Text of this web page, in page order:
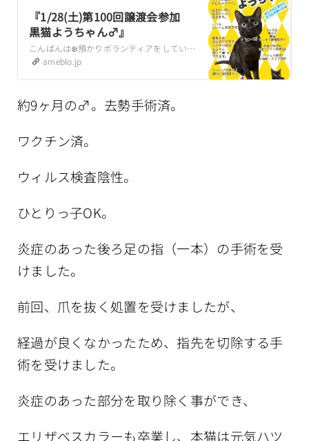
『1/28(土)第100回譲渡会参加
黒猫ようちゃん♂』
こんばんは❄️預かりボランティアをしているplayrieです。我が家でお預かりしている、ようちゃん♂🐈‍⬛明日、1/28(土)の譲渡会に参加します❣️素敵な…
ameblo.jp
約9ヶ月の♂。去勢手術済。
ワクチン済。
ウィルス検査陰性。
ひとりっ子OK。
炎症のあった後ろ足の指（一本）の手術を受
けました。
前回、爪を抜く処置を受けましたが、
経過が良くなかったため、指先を切除する手
術を受けました。
炎症のあった部分を取り除く事ができ、
エリザベスカラーも卒業し、本猫は元気ハツ